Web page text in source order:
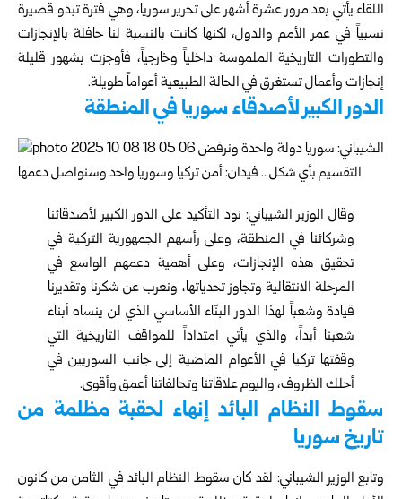
اللقاء يأتي بعد مرور عشرة أشهر على تحرير سوريا، وهي فترة تبدو قصيرة
نسبياً في عمر الأمم والدول، لكنها كانت بالنسبة لنا حافلة بالإنجازات
والتطورات التاريخية الملموسة داخلياً وخارجياً، فأوجزت بشهور قليلة
إنجازات وأعمال تستغرق في الحالة الطبيعية أعواماً طويلة.
الدور الكبير لأصدقاء سوريا في المنطقة
وقال الوزير الشيباني: نود التأكيد على الدور الكبير لأصدقائنا
وشركائنا في المنطقة، وعلى رأسهم الجمهورية التركية في
تحقيق هذه الإنجازات، وعلى أهمية دعمهم الواسع في
المرحلة الانتقالية وتجاوز تحدياتها، ونعرب عن شكرنا وتقديرنا
قيادة وشعباً لهذا الدور البنّاء الأساسي الذي لن ينساه أبناء
شعبنا أبداً، والذي يأتي امتداداً للمواقف التاريخية التي
وقفتها تركيا في الأعوام الماضية إلى جانب السوريين في
أحلك الظروف، واليوم علاقاتنا وتحالفاتنا أعمق وأقوى.
سقوط النظام البائد إنهاء لحقبة مظلمة من
تاريخ سوريا
وتابع الوزير الشيباني: لقد كان سقوط النظام البائد في الثامن من كانون